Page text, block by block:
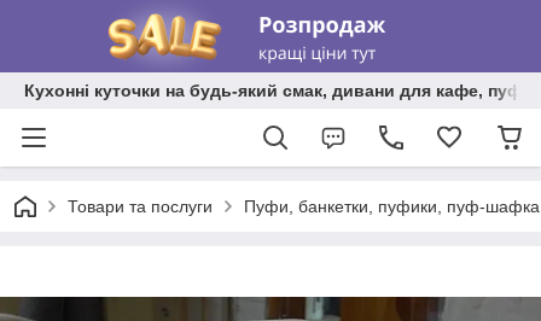
Кухонні куточки на будь-який смак, дивани для кафе,
Товари та послуги Пуфи, банкетки, пуфики, пуф-